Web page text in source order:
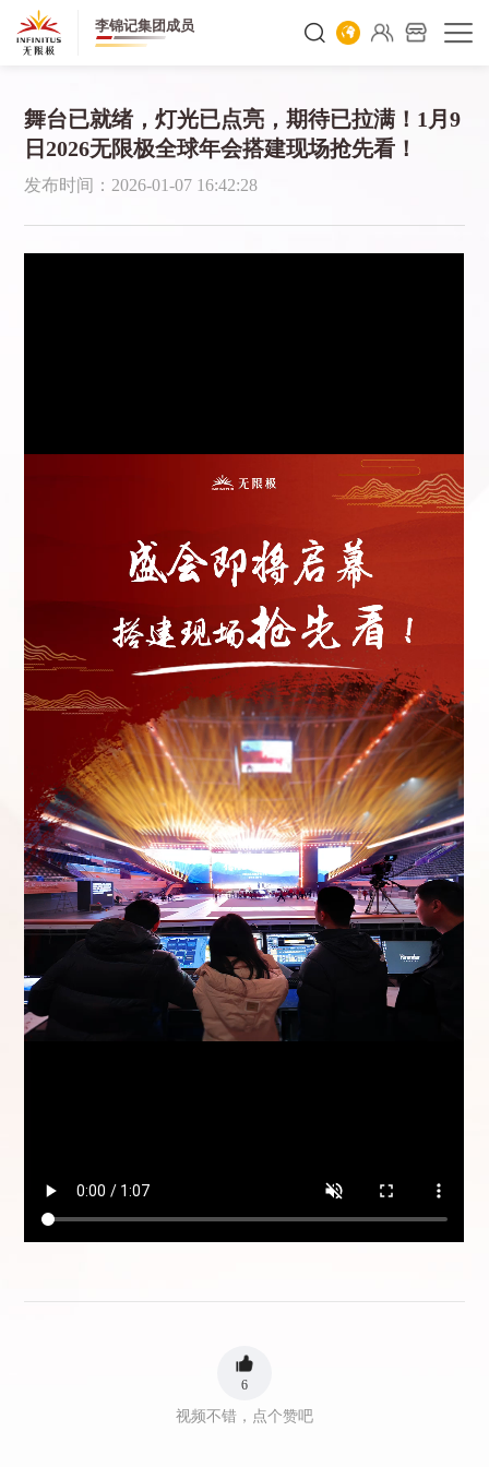
李锦记集团成员
舞台已就绪，灯光已点亮，期待已拉满！1月9
日2026无限极全球年会搭建现场抢先看！
发布时间：2026-01-07 16:42:28
6
视频不错，点个赞吧